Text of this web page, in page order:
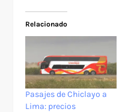
Relacionado
Pasajes de Chiclayo a
Lima: precios